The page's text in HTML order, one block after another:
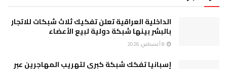
الداخلية العراقية تعلن تفكيك ثلاث شبكات للاتجار
بالبشر بينها شبكة دولية لبيع الأعضاء
إسبانيا تفكك شبكة كبرى لتهريب المهاجرين عبر